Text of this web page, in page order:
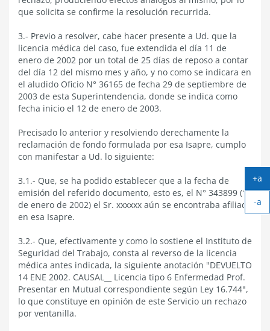
que solicita se confirme la resolución recurrida.
3.- Previo a resolver, cabe hacer presente a Ud. que la
licencia médica del caso, fue extendida el día 11 de
enero de 2002 por un total de 25 días de reposo a contar
del día 12 del mismo mes y año, y no como se indicara en
el aludido Oficio N° 36165 de fecha 29 de septiembre de
2003 de esta Superintendencia, donde se indica como
fecha inicio el 12 de enero de 2003.
Precisado lo anterior y resolviendo derechamente la
reclamación de fondo formulada por esa Isapre, cumplo
con manifestar a Ud. lo siguiente:
3.1.- Que, se ha podido establecer que a la fecha de
emisión del referido documento, esto es, el N° 343899 (12
de enero de 2002) el Sr. xxxxxx aún se encontraba afiliado
en esa Isapre.
3.2.- Que, efectivamente y como lo sostiene el Instituto de
Seguridad del Trabajo, consta al reverso de la licencia
médica antes indicada, la siguiente anotación "DEVUELTO
14 ENE 2002. CAUSAL__ Licencia tipo 6 Enfermedad Prof.
Presentar en Mutual correspondiente según Ley 16.744",
lo que constituye en opinión de este Servicio un rechazo
por ventanilla.
+a
-a